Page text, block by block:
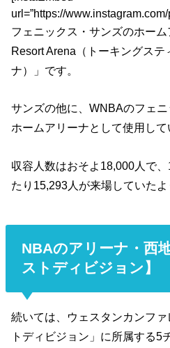
url=”https://
フェニックス・サンズのホー
Resort Arena（トーキングス
ナ）」です。
サンズの他に、WNBAのフェ
ホームアリーナとして使用して
収容人数はおそよ18,000人で
たり15,293人が来場していたよ
NBAのアリーナ・西
ストディビジョン】
続いては、ウェスタンカンフ
トディビジョン」に所属する5